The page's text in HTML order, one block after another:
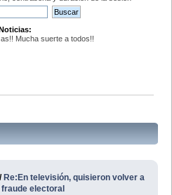
Mucha suerte a todos!!
/ Re:En televisión, quisieron volver a
electoral